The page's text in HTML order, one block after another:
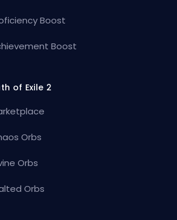
Boost
Boost
of Exile 2
Orbs
Orbs
Orbs